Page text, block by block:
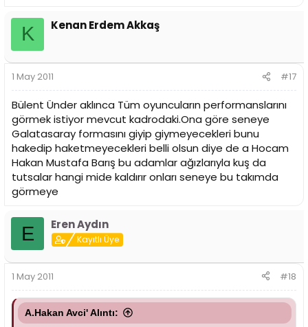
K Kenan Erdem Akkaş
1 May 2011 #17
Bülent Ünder aklınca Tüm oyuncuların performanslarını
görmek istiyor mevcut kadrodaki.Ona göre seneye
Galatasaray formasını giyip giymeyecekleri bunu
hakedip haketmeyecekleri belli olsun diye de a Hocam
Hakan Mustafa Barış bu adamlar ağızlarıyla kuş da
tutsalar hangi mide kaldırır onları seneye bu takımda
görmeye
E Eren Aydın
Kayıtlı Üye
1 May 2011 #18
A.Hakan Avci' Alıntı: